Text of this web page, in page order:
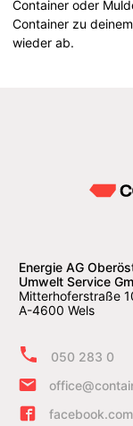
Container oder
Container zu
wieder ab.
Energie AG
Umwelt Service
Mitterhoferstraße
A-4600 Wels
050 283 0